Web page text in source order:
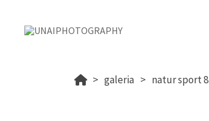
galeria natur sport 8